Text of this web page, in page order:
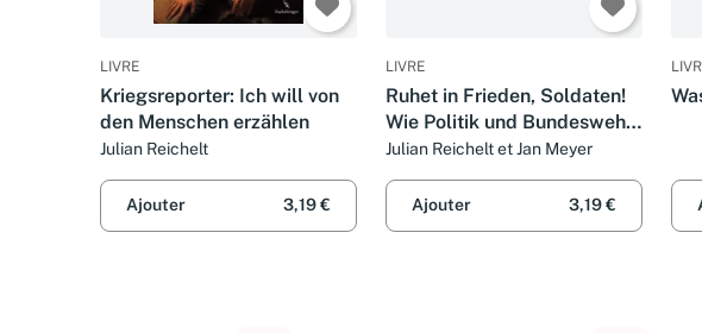
LIVRE
Kriegsreporter: Ich will von
den Menschen erzählen
Julian Reichelt
Ajouter 3,19 €
LIVRE
Ruhet in Frieden, Soldaten!
Wie Politik und Bundeswehr
die Wahrheit über
Afghanistan vertuschten
Julian Reichelt et Jan Meyer
Ajouter 3,19 €